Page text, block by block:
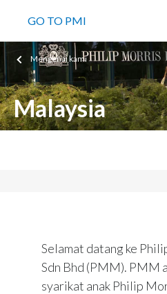
GO TO PMI
Mengenai kami
Malaysia
Selamat datang ke
Sdn Bhd (PMM). PMM
syarikat anak Philip